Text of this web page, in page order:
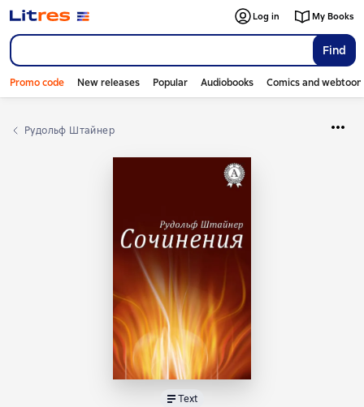
Find
Log in My Books
Promo code New releases Popular Audiobooks Comics and
Рудольф Штайнер
Text